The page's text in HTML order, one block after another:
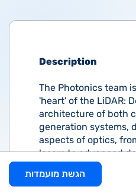
Description
The Photonics team
'heart' of the LiDAR:
architecture of both
generation systems,
aspects of optics,
lasers to advanced
sophisticated optics
optical solution.
הגשת מועמדות